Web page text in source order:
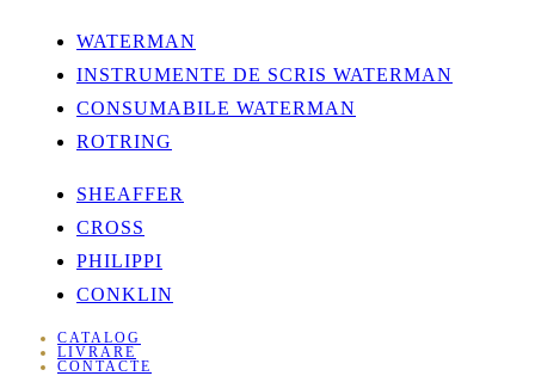
WATERMAN
INSTRUMENTE DE SCRIS WATERMAN
CONSUMABILE WATERMAN
ROTRING
SHEAFFER
CROSS
PHILIPPI
CONKLIN
CATALOG
LIVRARE
CONTACTE